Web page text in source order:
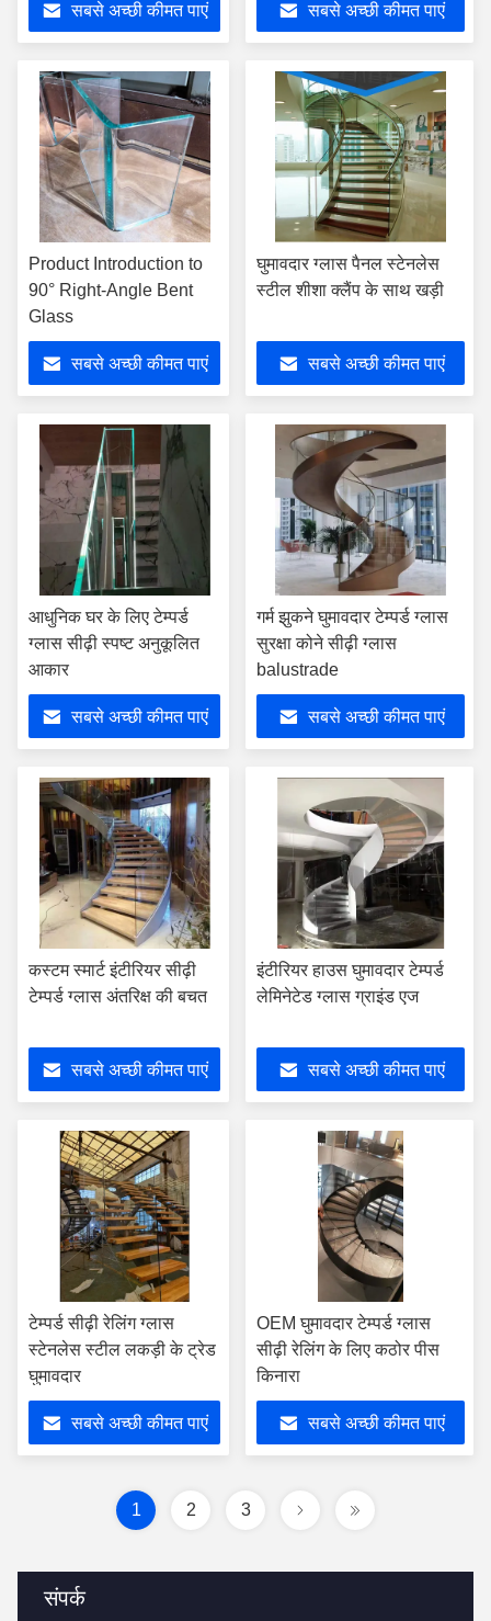
संपर्क
को फिर से आकार देना
सबसे अच्छी कीमत पाएं सबसे अच्छी कीमत पाएं
Product Introduction to
90° Right-Angle Bent
Glass
सबसे अच्छी कीमत पाएं
घुमावदार ग्लास पैनल स्टेनलेस
स्टील शीशा क्लैंप के साथ खड़ी
सबसे अच्छी कीमत पाएं
आधुनिक घर के लिए टेम्पर्ड
ग्लास सीढ़ी स्पष्ट अनुकूलित
आकार
सबसे अच्छी कीमत पाएं
गर्म झुकने घुमावदार टेम्पर्ड ग्लास
सुरक्षा कोने सीढ़ी ग्लास
balustrade
सबसे अच्छी कीमत पाएं
कस्टम स्मार्ट इंटीरियर सीढ़ी
टेम्पर्ड ग्लास अंतरिक्ष की बचत
सबसे अच्छी कीमत पाएं
इंटीरियर हाउस घुमावदार टेम्पर्ड
लेमिनेटेड ग्लास ग्राइंड एज
सबसे अच्छी कीमत पाएं
टेम्पर्ड सीढ़ी रेलिंग ग्लास
स्टेनलेस स्टील लकड़ी के ट्रेड
घुमावदार
सबसे अच्छी कीमत पाएं
OEM घुमावदार टेम्पर्ड ग्लास
सीढ़ी रेलिंग के लिए कठोर पीस
किनारा
सबसे अच्छी कीमत पाएं
1 2 3